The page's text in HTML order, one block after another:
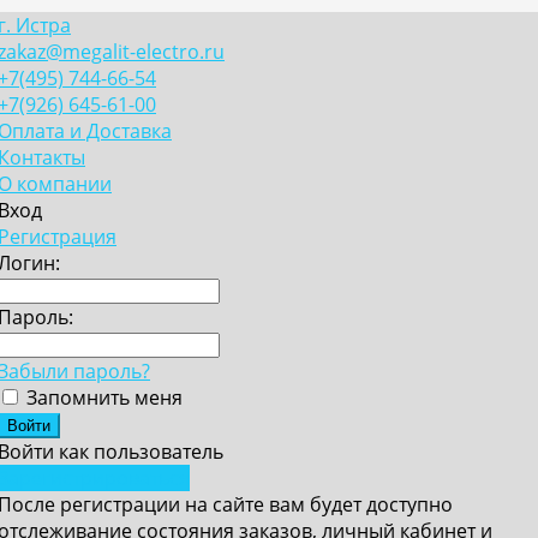
Истра
electro.ru
744-66-54
645-61-00
и Доставка
компании
пароль?
Запомнить меня
как пользователь
регистрации на сайте вам будет доступно
состояния заказов, личный кабинет и